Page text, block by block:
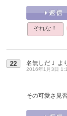
それな！
22 名無しだＪ よ
2016年1月3日
その可愛さ見